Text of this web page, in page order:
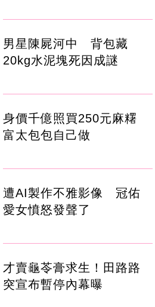
男星陳屍河中 背包藏
20kg水泥塊死因成謎
身價千億照買250元麻糬
富太包包自己做
遭AI製作不雅影像 冠佑
愛女憤怒發聲了
才賣龜苓膏求生！田路路
突宣布暫停內幕曝